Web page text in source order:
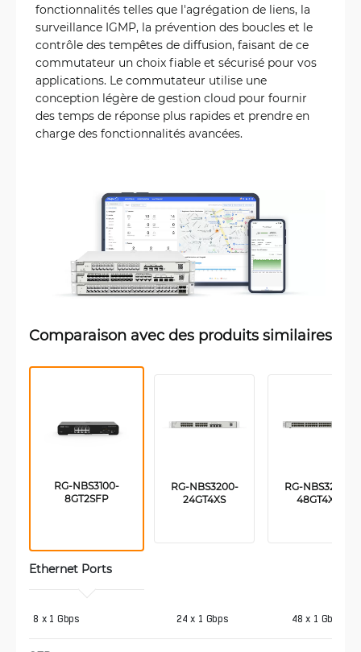
fonctionnalités telles que l'agrégation de liens, la
surveillance IGMP, la prévention des boucles et le
contrôle des tempêtes de diffusion, faisant de ce
commutateur un choix fiable et sécurisé pour vos
applications. Le commutateur utilise une
conception légère de gestion cloud pour fournir
des temps de réponse plus rapides et prendre en
charge des fonctionnalités avancées.
Comparaison avec des produits similaires
RG-NBS3100-
8GT2SFP
RG-NBS3200-
24GT4XS
RG-NBS3200-
48GT4XS
Ethernet Ports
8 x 1 Gbps 24 x 1 Gbps 48 x 1 Gbps